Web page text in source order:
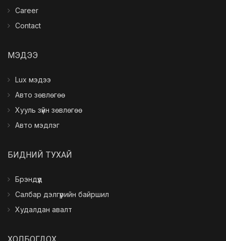
Career
Contact
МЭДЭЭ
Lux мэдээ
Авто зөвлөгөө
Хууль зүйн зөвлөгөө
Авто мэдлэг
БИДНИЙ ТУXАЙ
Брэндүүд
Салбар дэлгүүрийн байршил
Худалдан авалт